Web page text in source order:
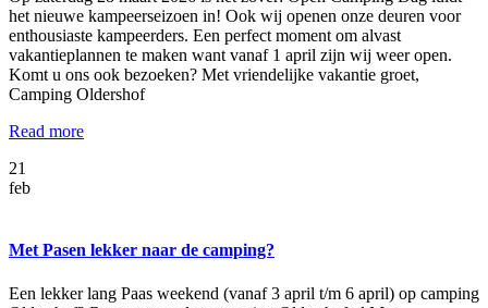
het nieuwe kampeerseizoen in! Ook wij openen onze deuren voor
enthousiaste kampeerders. Een perfect moment om alvast
vakantieplannen te maken want vanaf 1 april zijn wij weer open.
Komt u ons ook bezoeken? Met vriendelijke vakantie groet,
Camping Oldershof
Read more
21
feb
Met Pasen lekker naar de camping?
Een lekker lang Paas weekend (vanaf 3 april t/m 6 april) op camping